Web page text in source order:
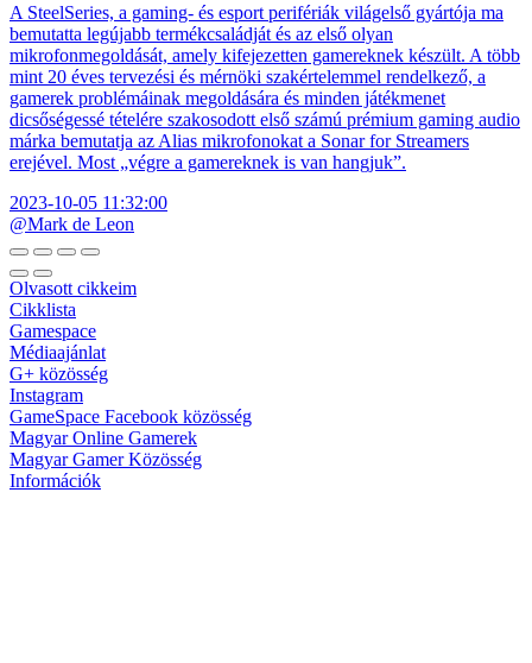
A SteelSeries, a gaming- és esport perifériák világelső gyártója ma
bemutatta legújabb termékcsaládját és az első olyan
mikrofonmegoldását, amely kifejezetten gamereknek készült. A több
mint 20 éves tervezési és mérnöki szakértelemmel rendelkező, a
gamerek problémáinak megoldására és minden játékmenet
dicsőségessé tételére szakosodott első számú prémium gaming audio
márka bemutatja az Alias mikrofonokat a Sonar for Streamers
erejével. Most „végre a gamereknek is van hangjuk”.
2023-10-05 11:32:00
@Mark de Leon
Olvasott cikkeim
Cikklista
Gamespace
Médiaajánlat
G+ közösség
Instagram
GameSpace Facebook közösség
Magyar Online Gamerek
Magyar Gamer Közösség
Információk